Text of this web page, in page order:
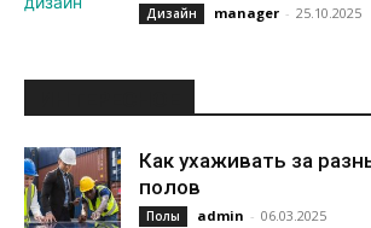
Дизайн manager - 25.10.2025
Как ухаживать за
полов
Полы admin - 06.03.2025